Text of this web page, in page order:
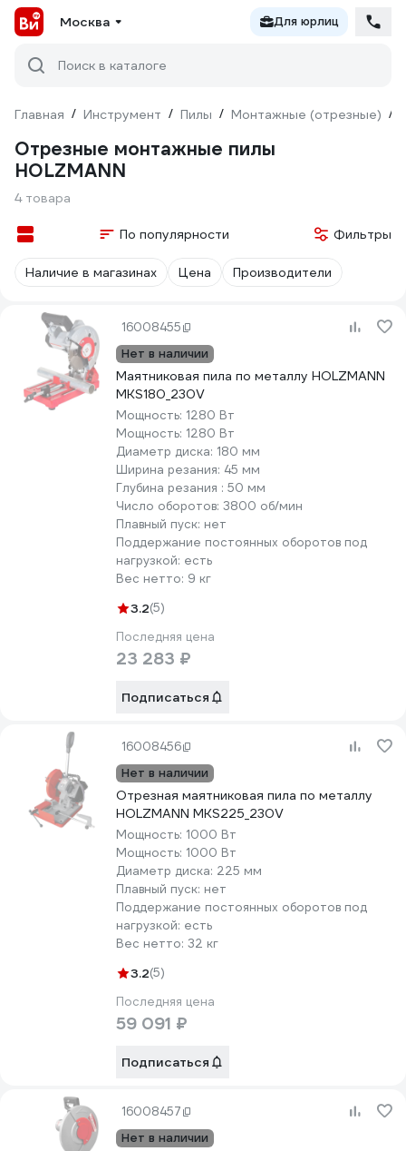
Москва Для юрлиц
Поиск в каталоге
Главная / Инструмент / Пилы / Монтажные (отрезные) /
Отрезные монтажные пилы
HOLZMANN
4 товара
По популярности Фильтры
Наличие в магазинах Цена Производители
16008455
Нет в наличии
Маятниковая пила по металлу HOLZMANN
MKS180_230V
Мощность: 1280 Вт
Мощность: 1280 Вт
Диаметр диска: 180 мм
Ширина резания: 45 мм
Глубина резания : 50 мм
Число оборотов: 3800 об/мин
Плавный пуск: нет
Поддержание постоянных оборотов под
нагрузкой: есть
Вес нетто: 9 кг
3.2(5)
Последняя цена
23 283 ₽
Подписаться
16008456
Нет в наличии
Отрезная маятниковая пила по металлу
HOLZMANN MKS225_230V
Мощность: 1000 Вт
Мощность: 1000 Вт
Диаметр диска: 225 мм
Плавный пуск: нет
Поддержание постоянных оборотов под
нагрузкой: есть
Вес нетто: 32 кг
3.2(5)
Последняя цена
59 091 ₽
Подписаться
16008457
Нет в наличии